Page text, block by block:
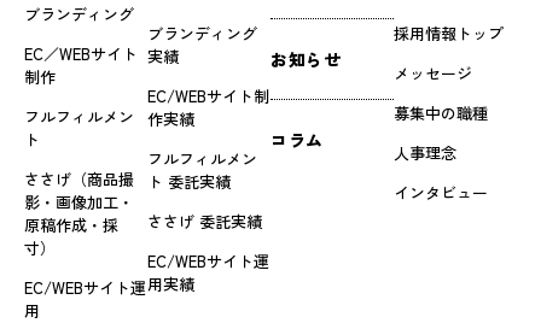
ブランディング
EC／WEBサイト
制作
フルフィルメン
ト
ささげ（商品撮
影・画像加工・
原稿作成・採
寸）
EC/WEBサイト運
用
ブランディング
実績
EC/WEBサイト制
作実績
フルフィルメン
ト 委託実績
ささげ 委託実績
EC/WEBサイト運
用実績
お知らせ
コラム
採用情報トップ
メッセージ
募集中の職種
人事理念
インタビュー